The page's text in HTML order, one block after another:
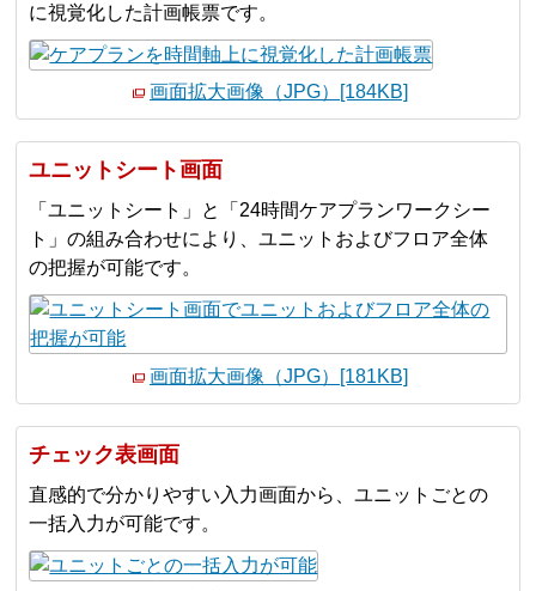
に視覚化した計画帳票です。
画面拡大画像（JPG）[184KB]
ユニットシート画面
「ユニットシート」と「24時間ケアプランワークシー
ト」の組み合わせにより、ユニットおよびフロア全体
の把握が可能です。
画面拡大画像（JPG）[181KB]
チェック表画面
直感的で分かりやすい入力画面から、ユニットごとの
一括入力が可能です。